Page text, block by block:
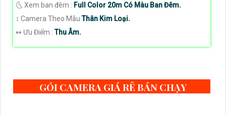
🌜 Xem ban đêm : Full Color 20m Có Màu Ban Đêm.
↕️ Camera Theo MẫuThân Kim Loại.
️↭ Ưu Điểm :Thu Âm.
GÓI CAMERA GIÁ RẺ BÁN CHẠY